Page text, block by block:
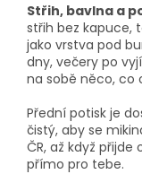
Střih, bavlna a
střih bez kapuce,
jako vrstva pod
dny, večery po
na sobě něco, co
Přední potisk je
čistý, aby se
ČR, až když přijde
přímo pro tebe.